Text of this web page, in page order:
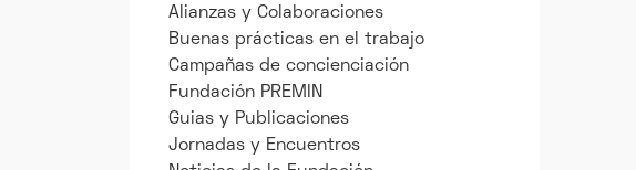
Alianzas y Colaboraciones
Buenas prácticas en el trabajo
Campañas de concienciación
Fundación PREMIN
Guias y Publicaciones
Jornadas y Encuentros